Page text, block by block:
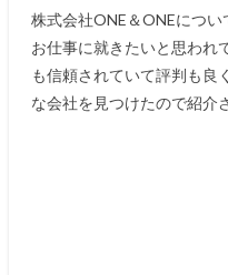
株式会社ONE＆ONEにつ
お仕事に就きたいと思われ
も信頼されていて評判も良
な会社を見つけたので紹介